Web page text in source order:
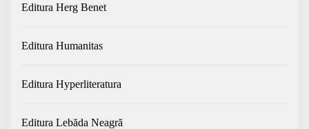
Editura Herg Benet
Editura Humanitas
Editura Hyperliteratura
Editura Lebăda Neagră